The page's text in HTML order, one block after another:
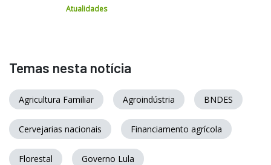
Atualidades
Temas nesta notícia
Agricultura Familiar Agroindústria BNDES
Cervejarias nacionais Financiamento agrícola
Florestal Governo Lula